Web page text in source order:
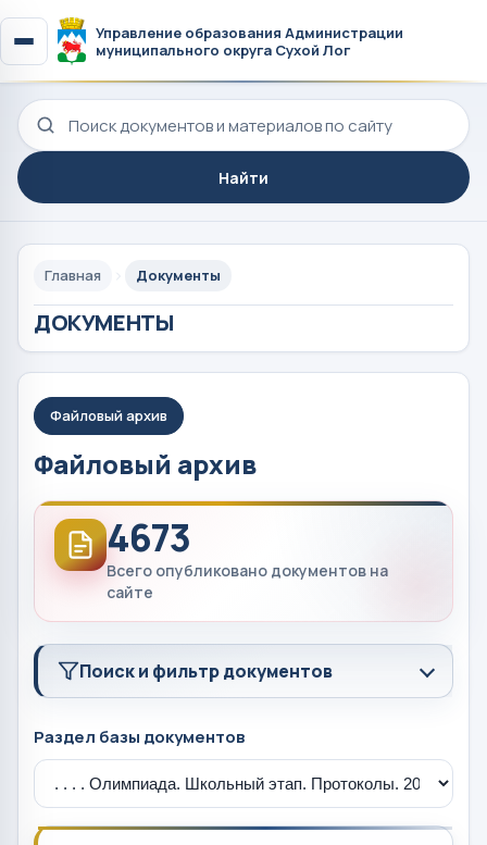
Управление образования Администрации
муниципального округа Сухой Лог
Поиск по сайту
Найти
Главная Документы
ДОКУМЕНТЫ
Файловый архив
Файловый архив
4673
Всего опубликовано документов на
сайте
Поиск и фильтр документов
Раздел базы документов